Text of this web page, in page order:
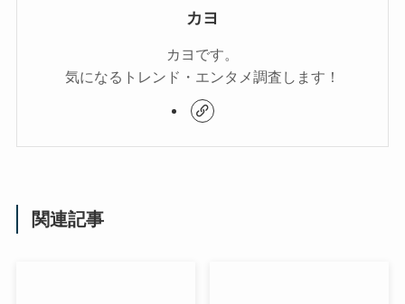
カヨ
カヨです。
気になるトレンド・エンタメ調査します！
関連記事